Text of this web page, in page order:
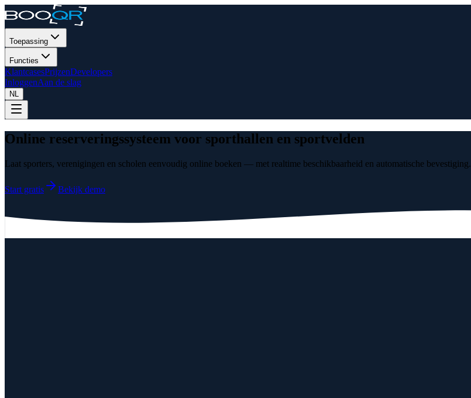
Toepassing
Functies
KlantcasesPrijzenDevelopers
InloggenAan de slag
NL
Online reserveringssysteem voor sporthallen en sportvelden
Laat sporters, verenigingen en scholen eenvoudig online boeken — met realtime beschikbaarheid en automatische bevestiging.
Start gratis Bekijk demo